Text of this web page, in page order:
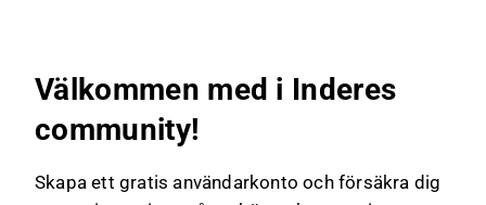
Välkommen med i Inderes
community!
Skapa ett gratis användarkonto och försäkra dig